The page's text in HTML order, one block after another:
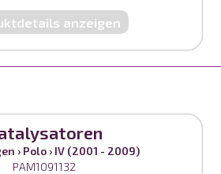
anzeigen
› Polo › IV (2001 - 2009)
PAM1091132